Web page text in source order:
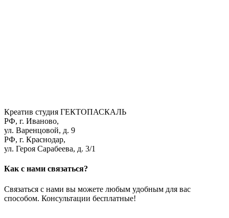
Креатив студия ГЕКТОПАСКАЛЬ
РФ, г. Иваново,
ул. Варенцовой, д. 9
РФ, г. Краснодар,
ул. Героя Сарабеева, д. 3/1
Как с нами связаться?
Связаться с нами вы можете любым удобным для вас
способом. Консультации бесплатные!